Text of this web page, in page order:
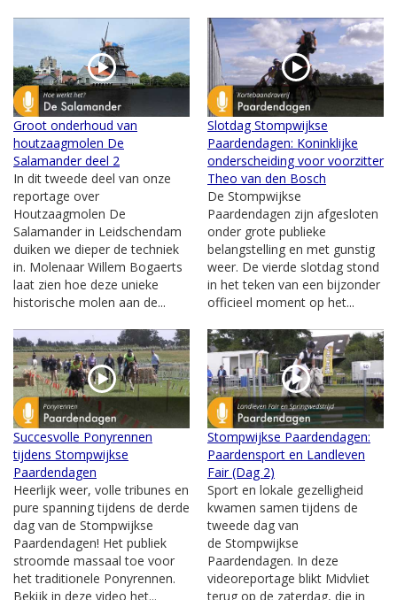
Groot onderhoud van
houtzaagmolen De
Salamander deel 2
In dit tweede deel van onze
reportage over
Houtzaagmolen De
Salamander in Leidschendam
duiken we dieper de techniek
in. Molenaar Willem Bogaerts
laat zien hoe deze unieke
historische molen aan de...
Slotdag Stompwijkse
Paardendagen: Koninklijke
onderscheiding voor voorzitter
Theo van den Bosch
De Stompwijkse
Paardendagen zijn afgesloten
onder grote publieke
belangstelling en met gunstig
weer. De vierde slotdag stond
in het teken van een bijzonder
officieel moment op het...
Succesvolle Ponyrennen
tijdens Stompwijkse
Paardendagen
Heerlijk weer, volle tribunes en
pure spanning tijdens de derde
dag van de Stompwijkse
Paardendagen! Het publiek
stroomde massaal toe voor
het traditionele Ponyrennen.
Bekijk in deze video het...
Stompwijkse Paardendagen:
Paardensport en Landleven
Fair (Dag 2)
Sport en lokale gezelligheid
kwamen samen tijdens de
tweede dag van
de Stompwijkse
Paardendagen. In deze
videoreportage blikt Midvliet
terug op de zaterdag, die in